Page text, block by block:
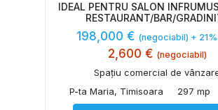
IDEAL PENTRU SALON
RESTAURANT/BAR/
198,000 € (negociabil) +
2,600 € (negociabil)
Spațiu comercial de
P-ta Maria, Timisoara
297 mp